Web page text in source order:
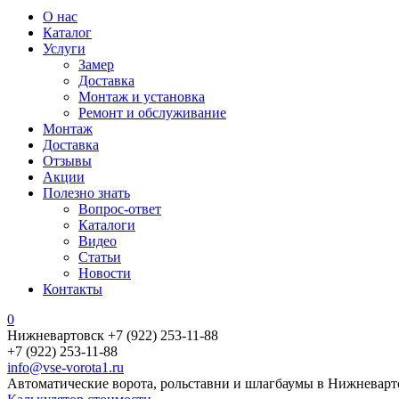
О нас
Каталог
Услуги
Замер
Доставка
Монтаж и установка
Ремонт и обслуживание
Монтаж
Доставка
Отзывы
Акции
Полезно знать
Вопрос-ответ
Каталоги
Видео
Статьи
Новости
Контакты
0
Нижневартовск +7 (922) 253-11-88
+7 (922) 253-11-88
info@vse-vorota1.ru
Автоматические ворота, рольставни и шлагбаумы в